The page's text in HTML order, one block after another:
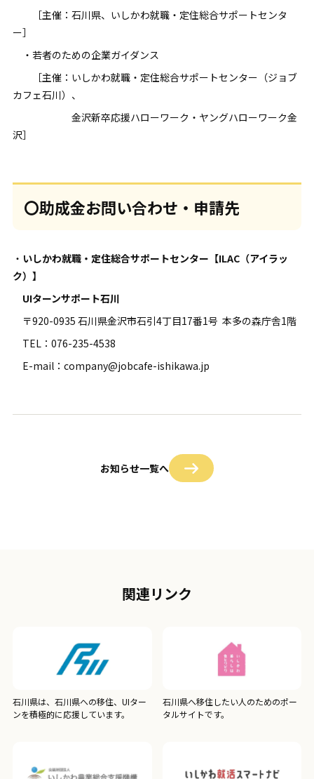
［主催：石川県、いしかわ就職・定住総合サポートセンタ
ー］
・若者のための企業ガイダンス
［主催：いしかわ就職・定住総合サポートセンター（ジョブ
カフェ石川）、
金沢新卒応援ハローワーク・ヤングハローワーク金
沢］
〇助成金お問い合わせ・申請先
・ いしかわ就職・定住総合サポートセンター【ILAC（アイラッ
ク）】
UIターンサポート石川
〒920-0935 石川県金沢市石引4丁目17番1号 本多の森庁舎1階
TEL：076-235-4538
E-mail：company@jobcafe-ishikawa.jp
お知らせ一覧へ
関連リンク
石川県は、石川県への移住、UIター
ンを積極的に応援しています。
石川県へ移住したい人のためのポー
タルサイトです。